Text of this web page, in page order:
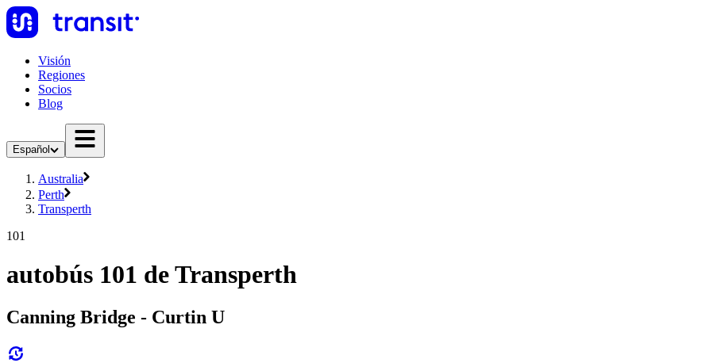
Visión
Regiones
Socios
Blog
Español
Australia
Perth
Transperth
101
autobús 101 de Transperth
Canning Bridge - Curtin U